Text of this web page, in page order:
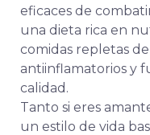
eficaces de
una dieta rica en
comidas repletas
antiinflamatorios y
calidad.
Tanto si eres
un estilo de vida